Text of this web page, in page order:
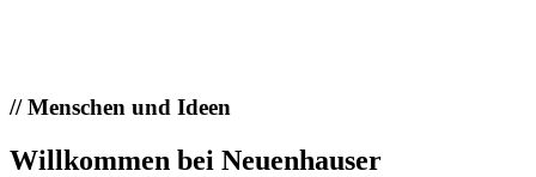
//Menschen und Ideen
Willkommen bei Neuenhauser